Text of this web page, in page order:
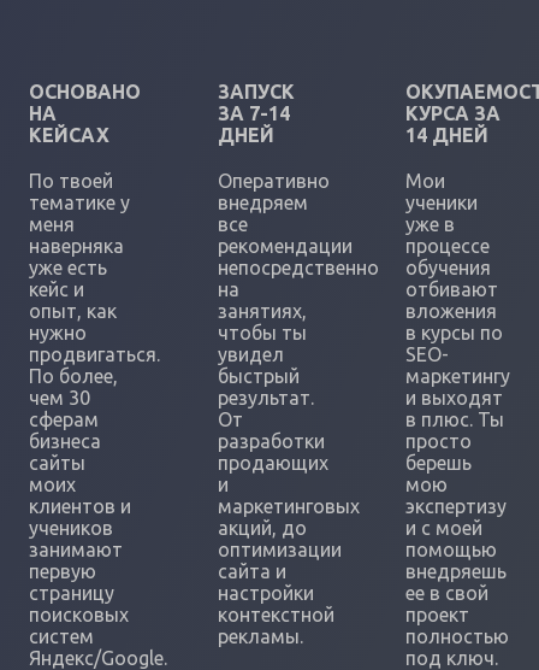
ОСНОВАНО
НА
КЕЙСАХ
По твоей
тематике у
меня
наверняка
уже есть
кейс и
опыт, как
нужно
продвигаться.
По более,
чем 30
сферам
бизнеса
сайты
моих
клиентов и
учеников
занимают
первую
страницу
поисковых
систем
Яндекс/Google.
ЗАПУСК
ЗА 7-14
ДНЕЙ
Оперативно
внедряем
все
рекомендации
непосредственно
на
занятиях,
чтобы ты
увидел
быстрый
результат.
От
разработки
продающих
и
маркетинговых
акций, до
оптимизации
сайта и
настройки
контекстной
рекламы.
КУРСА ЗА
14 ДНЕЙ
Мои
ученики
уже в
процессе
обучения
отбивают
вложения
в курсы по
SEO-
маркетингу
и выходят
в плюс. Ты
просто
берешь
мою
экспертизу
и с моей
помощью
внедряешь
ее в свой
проект
полностью
под ключ.